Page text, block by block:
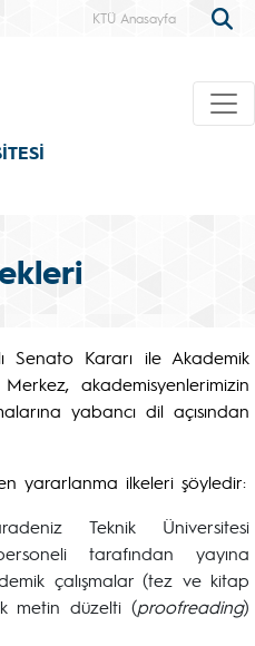
KTÜ Anasayfa
Senato Kararı ile Akademik
akademisyenlerimizin
yabancı dil açısından
yararlanma ilkeleri şöyledir:
Teknik Üniversitesi
tarafından yayına
çalışmalar (tez ve kitap
metin düzelti (proofreading)